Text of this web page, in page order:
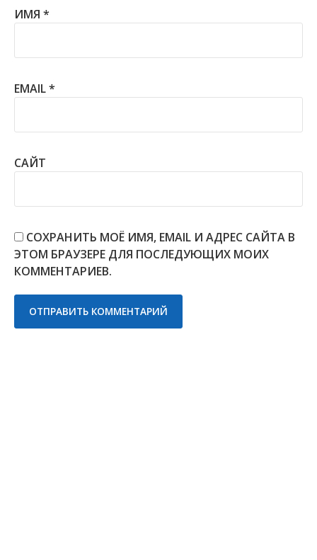
ИМЯ *
EMAIL*
САЙТ
СОХРАНИТЬ МОЁ ИМЯ, EMAIL И АДРЕС САЙТА В
ЭТОМ БРАУЗЕРЕ ДЛЯ ПОСЛЕДУЮЩИХ МОИХ
КОММЕНТАРИЕВ.